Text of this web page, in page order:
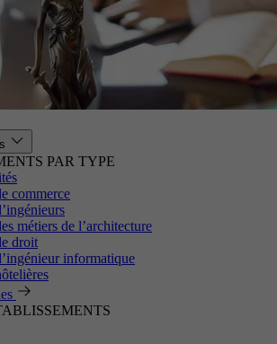
PAR TYPE
commerce
métiers de l’architecture
droit
informatique